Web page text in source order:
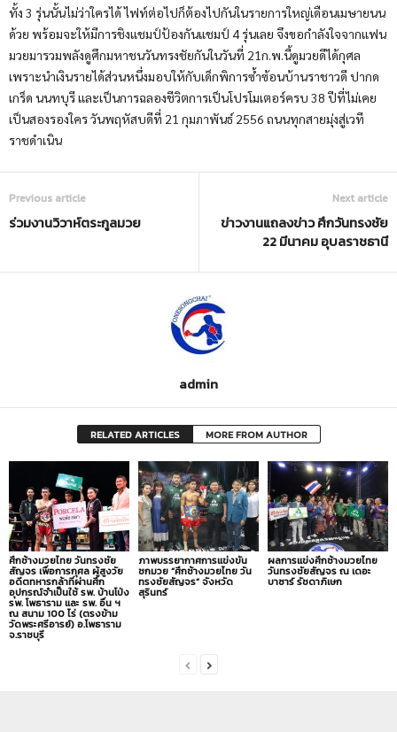
ทั้ง 3 รุ่นนั้นไม่ว่าใครได้ ไฟท์ต่อไปก็ต้องไปกันในรายการใหญ่เดือนเมษายนน
ด้วย พร้อมจะให้มีการชิงแชมป์ป้องกันแชมป์ 4 รุ่นเลย จึงขอกำลังใจจากแฟน
มวยมารวมพลังดูศึกมหาชนวันทรงชัยกันในวันที่ 21ก.พ.นี้ดูมวยดีได้กุศล
เพราะนำเงินรายได้ส่วนหนึ่งมอบให้กับเด็กพิการซ้ำซ้อนบ้านราชาวดี ปากด
เกร็ด นนทบุรี และเป็นการฉลองชีวิตการเป็นโปรโมเตอร์ครบ 38 ปีที่ไม่เคย
เป็นสองรองใคร วันพฤหัสบดีที่ 21 กุมภาพันธ์ 2556 ถนนทุกสายมุ่งสู่เวที
ราชดำเนิน
Previous article
ร่วมงานวิวาห์ตระกูลมวย
Next article
ข่าวงานแถลงข่าว ศึกวันทรงชัย
22 มีนาคม อุบลราชธานี
admin
RELATED ARTICLES MORE FROM AUTHOR
ศึกช้างมวยไทย วันทรงชัย
สัญจร เพื่อการกุศล ผู้สูงวัย
อดีตทหารกล้าที่ผ่านศึก
อุปกรณ์จำเป็นใช้ รพ. บ้านโป่ง
รพ. โพธาราม และ รพ. อื่น ฯ
ณ สนาม 100 ไร่ (ตรงข้าม
วัดพระศรีอารย์) อ.โพธาราม
จ.ราชบุรี
ภาพบรรยากาศการแข่งขัน
ชกมวย “ศึกช้างมวยไทย วัน
ทรงชัยสัญจร” จังหวัด
สุรินทร์
ผลการแข่งศึกช้างมวยไทย
วันทรงชัยสัญจร ณ เดอะ
บาซาร์ รัชดาภิเษก